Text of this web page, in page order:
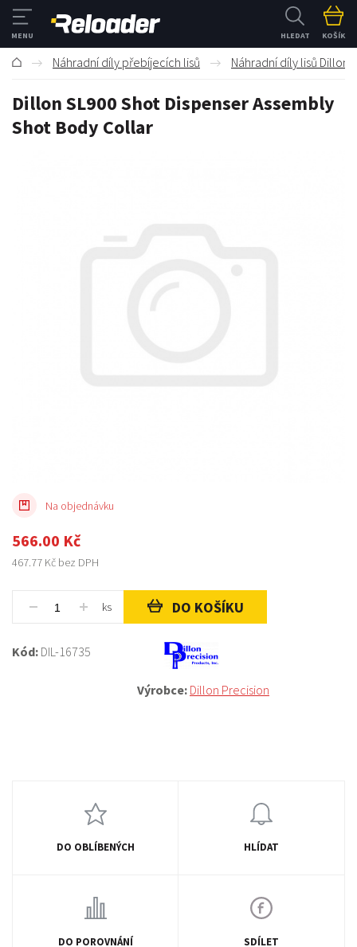
HLEDAT KOŠÍK
Náhradní díly přebíjecích lisů Náhradní díly lisů Dillon
Dillon SL900 Shot Dispenser Assembly
Shot Body Collar
Kód: DIL-16735
Výrobce: Dillon Precision
Na objednávku
566.00 Kč
467.77 Kč bez DPH
ks DO KOŠÍKU
DO OBLÍBENÝCH HLÍDAT
DO POROVNÁNÍ SDÍLET